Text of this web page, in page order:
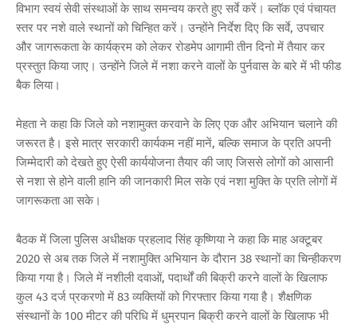
विभाग स्वयं सेवी संस्थाओं के साथ समन्वय करते हुए सर्वे करें। ब्लाॅक एवं पंचायत
स्तर पर नशे वाले स्थानों को चिन्हित करें। उन्होंने निर्देश दिए कि सर्वे, उपचार
और जागरूकता के कार्यक्रम को लेकर रोडमेप आगामी तीन दिनो में तैयार कर
प्रस्तुत किया जाए। उन्होंने जिले में नशा करने वालों के पुर्नवास के बारे में भी फीड
बैक लिया।
मेहता ने कहा कि जिले को नशामुक्त करवाने के लिए एक और अभियान चलाने की
जरूरत है। इसे मात्र सरकारी कार्यकम नहीं मानें, बल्कि समाज के प्रति अपनी
जिम्मेदारी को देखते हुए ऐसी कार्ययोजना तैयार की जाए जिससे लोगों को आसानी
से नशा से होने वाली हानि की जानकारी मिल सके एवं नशा मुक्ति के प्रति लोगों में
जागरूकता आ सके।
बैठक में जिला पुलिस अधीक्षक प्रहलाद सिंह कृष्णिया ने कहा कि माह अक्टूबर
2020 से अब तक जिले में नशामुक्ति अभियान के दौरान 38 स्थानों का चिन्हीकरण
किया गया है। जिले में नशीली दवाओं, पदार्थों की बिक्री करने वालों के खिलाफ
कुल 43 दर्ज प्रकरणो में 83 व्यक्तियों को गिरफ्तार किया गया है। शैक्षणिक
संस्थानों के 100 मीटर की परिधि में धुम्रपान बिक्री करने वालों के खिलाफ भी